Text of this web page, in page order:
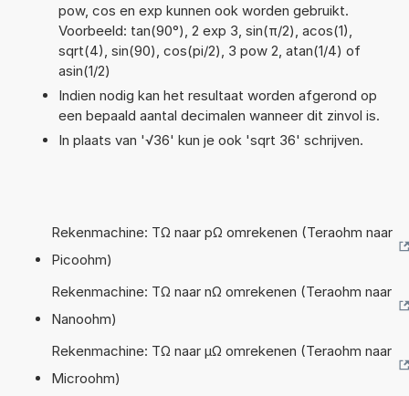
pow, cos en exp kunnen ook worden gebruikt.
Voorbeeld: tan(90°), 2 exp 3, sin(π/2), acos(1),
sqrt(4), sin(90), cos(pi/2), 3 pow 2, atan(1/4) of
asin(1/2)
Indien nodig kan het resultaat worden afgerond op
een bepaald aantal decimalen wanneer dit zinvol is.
In plaats van '√36' kun je ook 'sqrt 36' schrijven.
Rekenmachine: TΩ naar pΩ omrekenen (Teraohm naar
Picoohm)
Rekenmachine: TΩ naar nΩ omrekenen (Teraohm naar
Nanoohm)
Rekenmachine: TΩ naar µΩ omrekenen (Teraohm naar
Microohm)